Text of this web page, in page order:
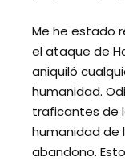
Me he estado
el ataque de
aniquiló
humanidad.
traficantes de
humanidad de
abandono.